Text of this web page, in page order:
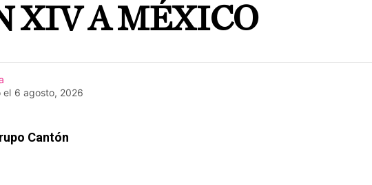
XIV A MÉXICO
el 6 agosto, 2026
Cantón